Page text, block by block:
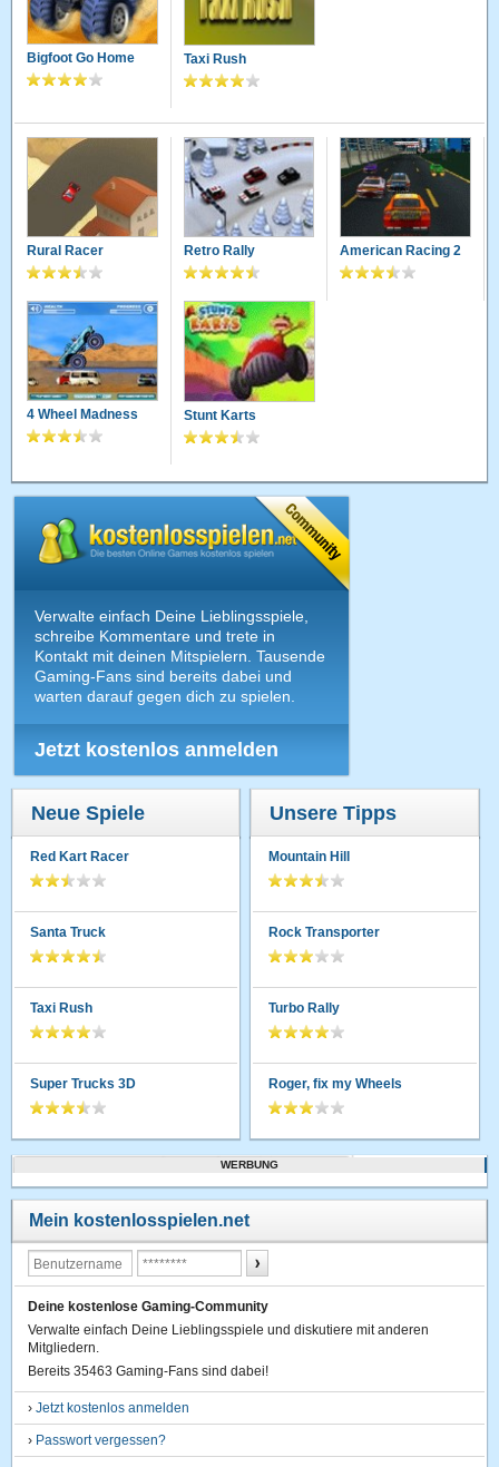
Bigfoot Go Home Taxi Rush
Rural Racer Retro Rally American Racing 2
4 Wheel Madness Stunt Karts
Verwalte einfach Deine Lieblingsspiele,
schreibe Kommentare und trete in
Kontakt mit deinen Mitspielern. Tausende
Gaming-Fans sind bereits dabei und
warten darauf gegen dich zu spielen.
Jetzt kostenlos anmelden
Neue Spiele
Red Kart Racer
Santa Truck
Taxi Rush
Super Trucks 3D
Unsere Tipps
Mountain Hill
Rock Transporter
Turbo Rally
Roger, fix my Wheels
WERBUNG
Mein kostenlosspielen.net
Deine kostenlose Gaming-Community
Verwalte einfach Deine Lieblingsspiele und diskutiere mit anderen
Mitgliedern.
Bereits 35463 Gaming-Fans sind dabei!
›Jetzt kostenlos anmelden
› Passwort vergessen?